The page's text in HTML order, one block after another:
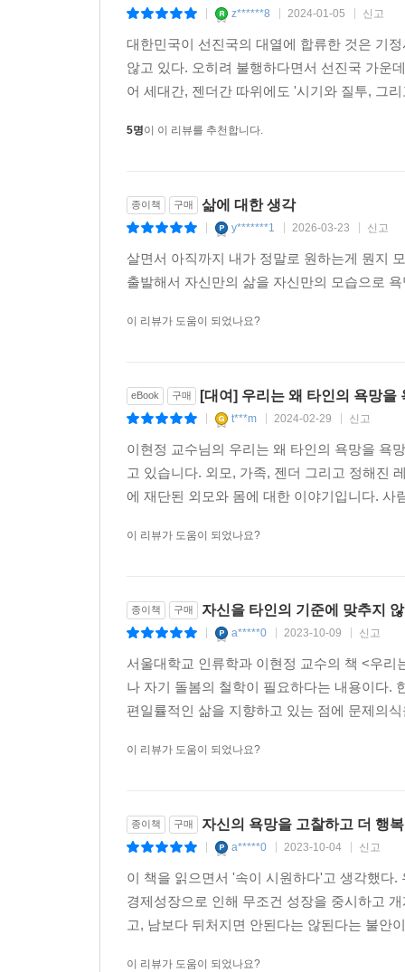
z******8 2024-01-05 신고
대한민국이 선진국의 대열에 합류한 것은 기
않고 있다. 오히려 불행하다면서 선진국 가운
어 세대간, 젠더간 따위에도 '시기와 질투, 그
5명이 이 리뷰를 추천합니다.
종이책 구매 삶에 대한 생각
y*******1 2026-03-23 신고
살면서 아직까지 내가 정말로 원하는게 뭔지
출발해서 자신만의 삶을 자신만의 모습으로
이 리뷰가 도움이 되었나요?
eBook 구매 [대여] 우리는 왜 타인의 욕망을
t***m 2024-02-29 신고
이현정 교수님의 우리는 왜 타인의 욕망을 욕
고 있습니다. 외모, 가족, 젠더 그리고 정해진
에 재단된 외모와 몸에 대한 이야기입니다.
이 리뷰가 도움이 되었나요?
종이책 구매 자신을 타인의 기준에 맞추지
a*****0 2023-10-09 신고
서울대학교 인류학과 이현정 교수의 책 <우
나 자기 돌봄의 철학이 필요하다는 내용이다.
편일률적인 삶을 지향하고 있는 점에 문제의
이 리뷰가 도움이 되었나요?
종이책 구매 자신의 욕망을 고찰하고 더 행
a*****0 2023-10-04 신고
이 책을 읽으면서 '속이 시원하다'고 생각했다
경제성장으로 인해 무조건 성장을 중시하고
고, 남보다 뒤처지면 안된다는 않된다는 불안
이 리뷰가 도움이 되었나요?